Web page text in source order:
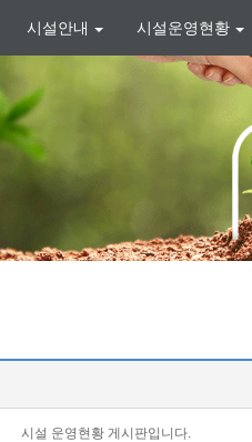
시설안내 시설운영현황